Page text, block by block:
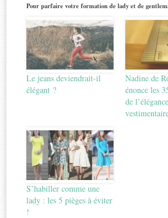
Pour parfaire votre formation de lady et de
Le jeans deviendrait-il
élégant ?
Nadine de
énonce les
de l’élégance
S’habiller comme une
lady : les 5 pièges à éviter
!